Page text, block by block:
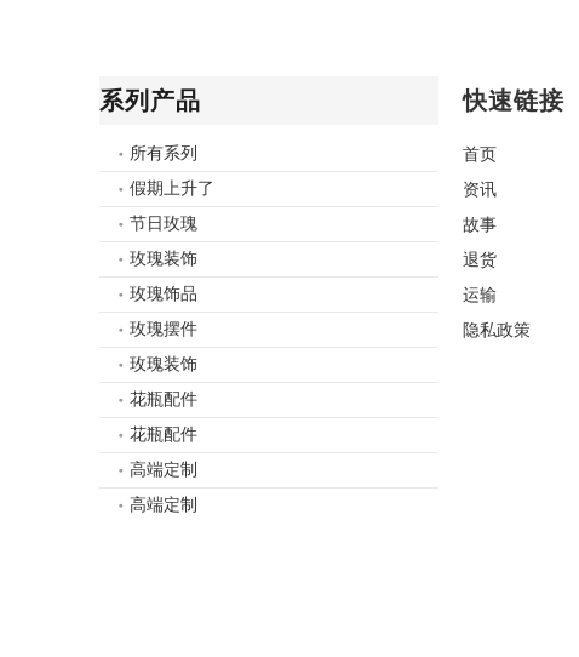
系列产品
所有系列
假期上升了
节日玫瑰
玫瑰装饰
玫瑰饰品
玫瑰摆件
玫瑰装饰
花瓶配件
花瓶配件
高端定制
高端定制
快速链接
首页
资讯
故事
退货
运输
隐私政策